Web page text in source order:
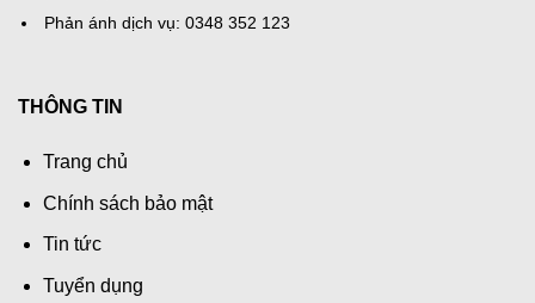
Phản ánh dịch vụ: 0348 352 123
THÔNG TIN
Trang chủ
Chính sách bảo mật
Tin tức
Tuyển dụng